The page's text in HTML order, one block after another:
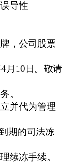
导性
，公司股票
月10日。敬请
。
并代为管理
期的司法冻
续冻手续。